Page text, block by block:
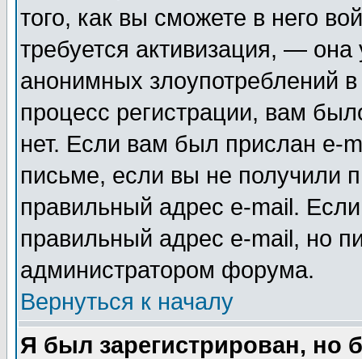
того, как вы сможете в него
требуется активизация, —
анонимных злоупотреблений
процесс регистрации, вам
нет. Если вам был прислан e-
письме, если вы не получили
правильный адрес e-mail.
правильный адрес e-mail, но
администратором форума.
Вернуться к началу
Я был зарегистрирован, но